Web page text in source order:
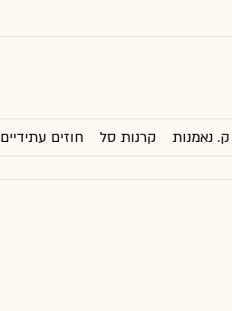
ק. נאמנות קרנות סל חוזים עתידיים